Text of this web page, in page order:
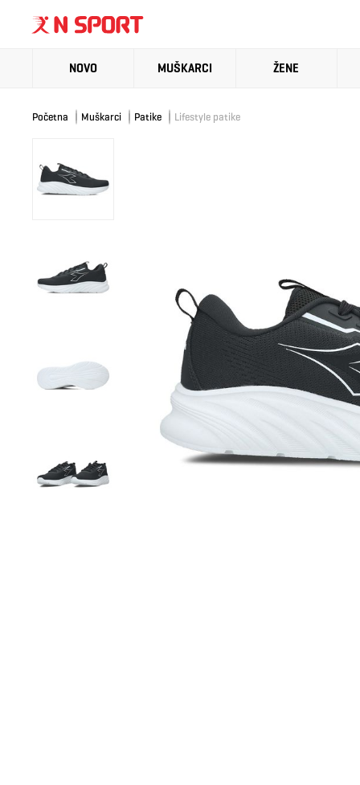
NOVO MUŠKARCI ŽENE
Početna Muškarci Patike Lifestyle patike